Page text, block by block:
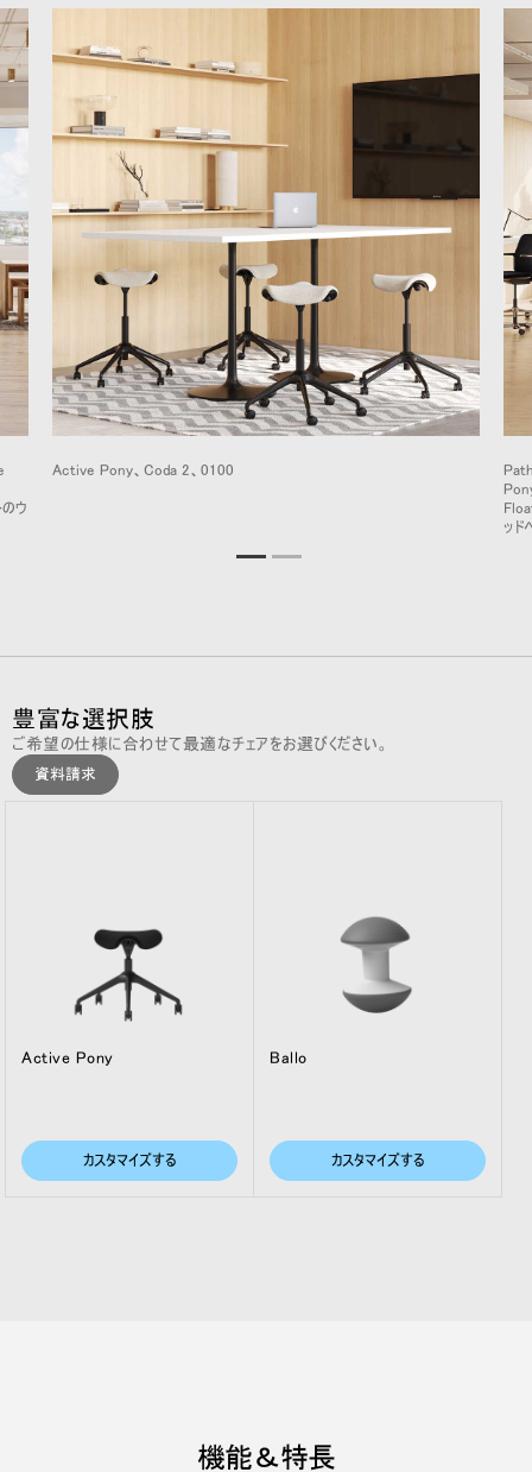
ウ
Active Pony、Coda 2、0100
ッド
豊富な選択肢
ご希望の仕様に合わせて最適なチェアをお選びください。
資料請求
Active Pony
カスタマイズする
Ballo
カスタマイズする
機能＆特長